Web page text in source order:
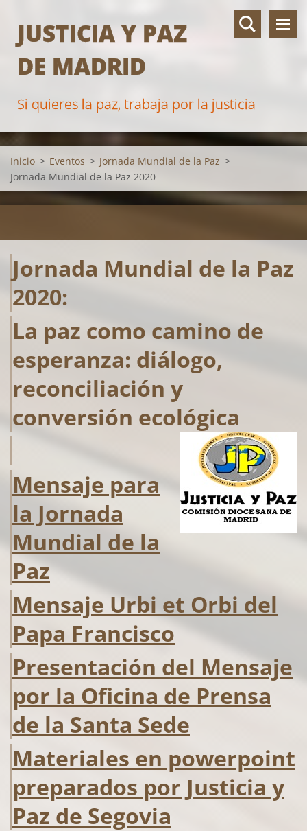
JUSTICIA Y PAZ
DE MADRID
Si quieres la paz, trabaja por la justicia
Inicio > Eventos > Jornada Mundial de la Paz >
Jornada Mundial de la Paz 2020
Jornada Mundial de la Paz
2020:
La paz como camino de
esperanza: diálogo,
reconciliación y
conversión ecológica
Mensaje para
la Jornada
Mundial de la
Paz
Mensaje Urbi et Orbi del
Papa Francisco
Presentación del Mensaje
por la Oficina de Prensa
de la Santa Sede
Materiales en powerpoint
preparados por Justicia y
Paz de Segovia